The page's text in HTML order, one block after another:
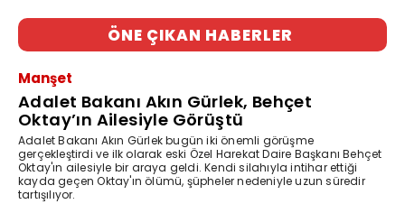
ÖNE ÇIKAN HABERLER
Manşet
Adalet Bakanı Akın Gürlek, Behçet
Oktay’ın Ailesiyle Görüştü
Adalet Bakanı Akın Gürlek bugün iki önemli görüşme
gerçekleştirdi ve ilk olarak eski Özel Harekat Daire Başkanı Behçet
Oktay'ın ailesiyle bir araya geldi. Kendi silahıyla intihar ettiği
kayda geçen Oktay'ın ölümü, şüpheler nedeniyle uzun süredir
tartışılıyor.